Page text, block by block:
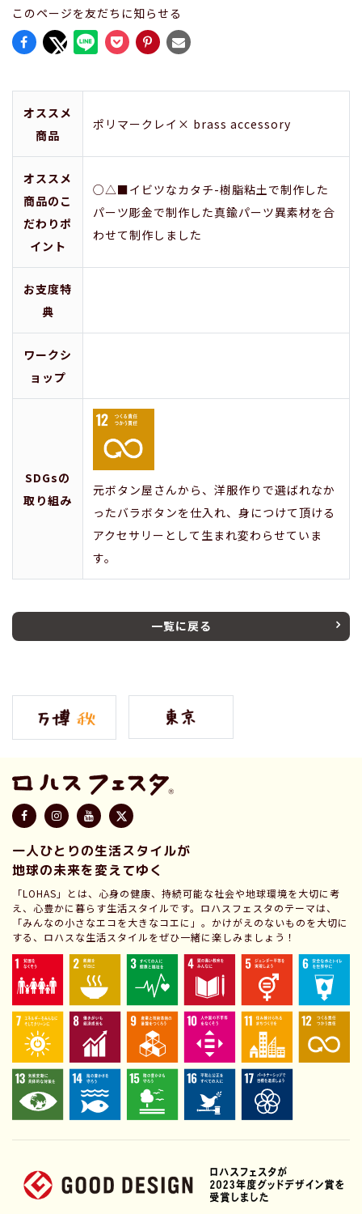
このページを友だちに知らせる
オススメ
商品
ポリマークレイ× brass accessory
オススメ
商品のこ
だわりポ
イント
○△■イビツなカタチ-樹脂粘土で制作した
パーツ彫金で制作した真鍮パーツ異素材を合
わせて制作しました
お支度特
典
ワークシ
ョップ
SDGsの
取り組み
元ボタン屋さんから、洋服作りで選ばれなか
ったバラボタンを仕入れ、身につけて頂ける
アクセサリーとして生まれ変わらせていま
す。
一覧に戻る
一人ひとりの生活スタイルが
地球の未来を変えてゆく
「LOHAS」とは、心身の健康、持続可能な社会や地球環境を大切に考
え、心豊かに暮らす生活スタイルです。ロハスフェスタのテーマは、
「みんなの小さなエコを大きなコエに」。かけがえのないものを大切に
する、ロハスな生活スタイルをぜひ一緒に楽しみましょう！